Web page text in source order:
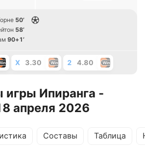
50’
58’
90+1’
X 3.30 2 4.80
игры Ипиранга -
апреля 2026
Составы Таблица